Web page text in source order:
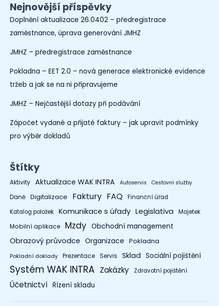
Nejnovější příspěvky
Doplnění aktualizace 26.0402 – předregistrace
zaměstnance, úprava generování JMHZ
JMHZ – předregistrace zaměstnance
Pokladna – EET 2.0 – nová generace elektronické evidence
tržeb a jak se na ni připravujeme
JMHZ – Nejčastější dotazy při podávání
Zápočet vydané a přijaté faktury – jak upravit podmínky
pro výběr dokladů
Štítky
Aktivity Aktualizace WAK INTRA Autoservis Cestovní služby
Daně Digitalizace Faktury FAQ
Finanční úřad
Katalog položek
Komunikace s úřady Legislativa Majetek
Mobilní aplikace Mzdy Obchodní management
Obrazový průvodce Organizace Pokladna
Pokladní doklady Prezentace Servis Sklad Sociální pojištění
Systém WAK INTRA Zakázky Zdravotní pojištění
Účetnictví Řízení skladu